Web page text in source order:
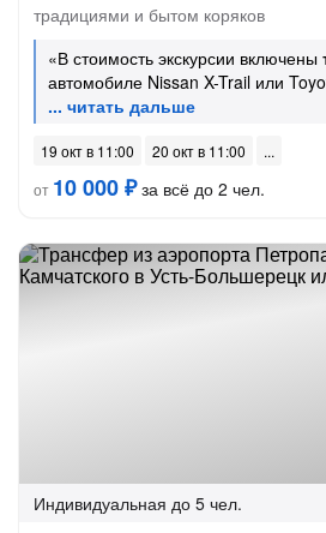
традициями и бытом коряков
«В стоимость экскурсии включены
автомобиле Nissan X-Trail или
19 окт в 11:00
20 окт в 11:00
от 10 000 ₽за всё до 2 чел.
Индивидуальная до 5 чел.